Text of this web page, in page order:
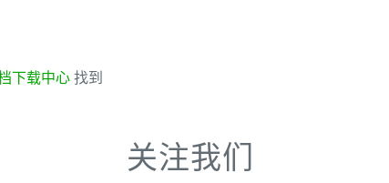
下载中心 找到
关注我们